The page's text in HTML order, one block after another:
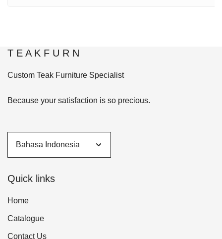
T E A K F U R N
Custom Teak Furniture Specialist
Because your satisfaction is so precious.
Quick links
Home
Catalogue
Contact Us